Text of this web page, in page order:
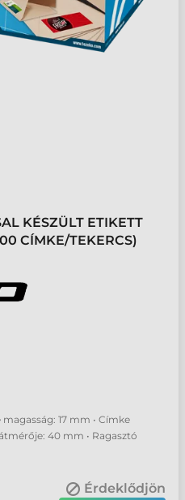
KÉSZÜLT ETIKETT
CÍMKE/TEKERCS)
17 mm • Címke
40 mm • Ragasztó
Érdeklődjön